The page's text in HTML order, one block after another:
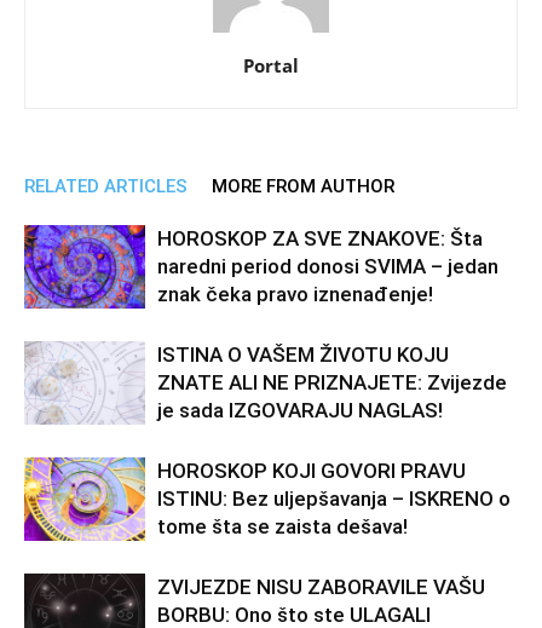
Portal
RELATED ARTICLES MORE FROM AUTHOR
HOROSKOP ZA SVE ZNAKOVE: Šta
naredni period donosi SVIMA – jedan
znak čeka pravo iznenađenje!
ISTINA O VAŠEM ŽIVOTU KOJU
ZNATE ALI NE PRIZNAJETE: Zvijezde
je sada IZGOVARAJU NAGLAS!
HOROSKOP KOJI GOVORI PRAVU
ISTINU: Bez uljepšavanja – ISKRENO o
tome šta se zaista dešava!
ZVIJEZDE NISU ZABORAVILE VAŠU
BORBU: Ono što ste ULAGALI